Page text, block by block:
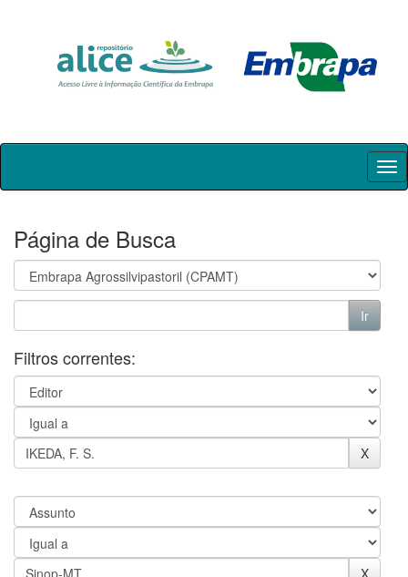
Skip
Página de Busca
Filtros correntes: